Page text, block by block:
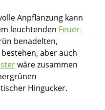
Anpflanzung kann
leuchtenden Feuer-
benadelten,
bestehen, aber auch
wäre zusammen
Hingucker.